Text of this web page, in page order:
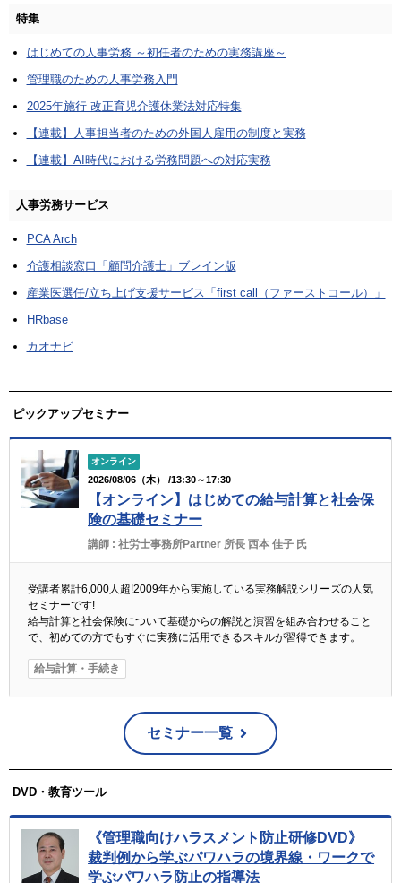
特集
はじめての人事労務 ～初任者のための実務講座～
管理職のための人事労務入門
2025年施行 改正育児介護休業法対応特集
【連載】人事担当者のための外国人雇用の制度と実務
【連載】AI時代における労務問題への対応実務
人事労務サービス
PCA Arch
介護相談窓口「顧問介護士」ブレイン版
産業医選任/立ち上げ支援サービス「first call（ファーストコール）」
HRbase
カオナビ
ピックアップセミナー
オンライン
2026/08/06（木） /13:30～17:30
【オンライン】はじめての給与計算と社会保
険の基礎セミナー
講師 :社労士事務所Partner 所長 西本 佳子 氏
受講者累計6,000人超!2009年から実施している実務解説シリーズの人気
セミナーです!
給与計算と社会保険について基礎からの解説と演習を組み合わせること
で、初めての方でもすぐに実務に活用できるスキルが習得できます。
給与計算・手続き
セミナー一覧
DVD・教育ツール
《管理職向けハラスメント防止研修DVD》
裁判例から学ぶパワハラの境界線・ワークで
学ぶパワハラ防止の指導法